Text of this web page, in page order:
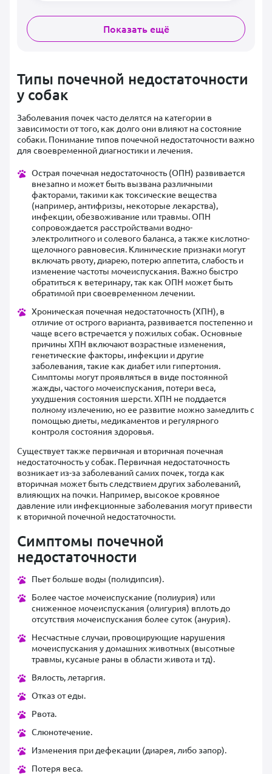
Показать ещё
Типы почечной недостаточности
у собак
Заболевания почек часто делятся на категории в
зависимости от того, как долго они влияют на состояние
собаки. Понимание типов почечной недостаточности важно
для своевременной диагностики и лечения.
Острая почечная недостаточность (ОПН) развивается
внезапно и может быть вызвана различными
факторами, такими как токсические вещества
(например, антифризы, некоторые лекарства),
инфекции, обезвоживание или травмы. ОПН
сопровождается расстройствами водно-
электролитного и солевого баланса, а также кислотно-
щелочного равновесия. Клинические признаки могут
включать рвоту, диарею, потерю аппетита, слабость и
изменение частоты мочеиспускания. Важно быстро
обратиться к ветеринару, так как ОПН может быть
обратимой при своевременном лечении.
Хроническая почечная недостаточность (ХПН), в
отличие от острого варианта, развивается постепенно и
чаще всего встречается у пожилых собак. Основные
причины ХПН включают возрастные изменения,
генетические факторы, инфекции и другие
заболевания, такие как диабет или гипертония.
Симптомы могут проявляться в виде постоянной
жажды, частого мочеиспускания, потери веса,
ухудшения состояния шерсти. ХПН не поддается
полному излечению, но ее развитие можно замедлить с
помощью диеты, медикаментов и регулярного
контроля состояния здоровья.
Существует также первичная и вторичная почечная
недостаточность у собак. Первичная недостаточность
возникает из-за заболеваний самих почек, тогда как
вторичная может быть следствием других заболеваний,
влияющих на почки. Например, высокое кровяное
давление или инфекционные заболевания могут привести
к вторичной почечной недостаточности.
Симптомы почечной
недостаточности
Пьет больше воды (полидипсия).
Более частое мочеиспускание (полиурия) или
сниженное мочеиспускания (олигурия) вплоть до
отсутствия мочеиспускания более суток (анурия).
Несчастные случаи, провоцирующие нарушения
мочеиспускания у домашних животных (высотные
травмы, кусаные раны в области живота и тд).
Вялость, летаргия.
Отказ от еды.
Рвота.
Слюнотечение.
Изменения при дефекации (диарея, либо запор).
Потеря веса.